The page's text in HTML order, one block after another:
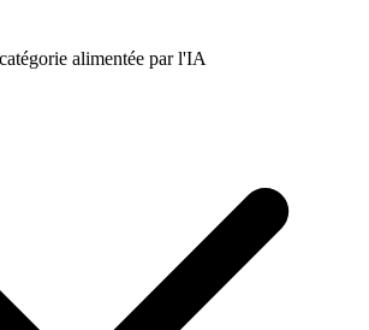
alimentée par l'IA